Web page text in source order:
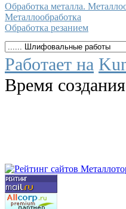
Обработка металла.
Металлообработка
Обработка резанием
Работает на
Время